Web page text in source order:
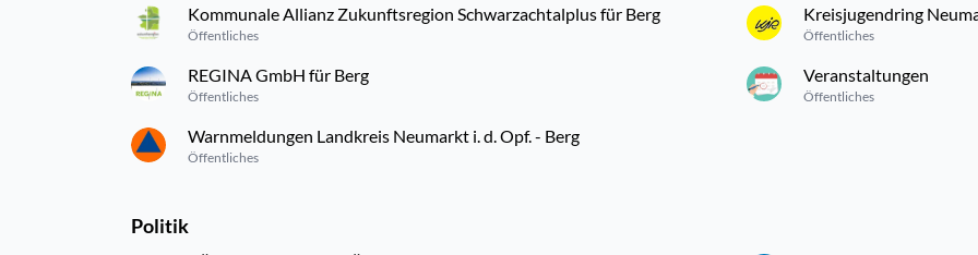
Kommunale Allianz Zukunftsregion Schwarzachtalplus für Berg
Öffentliches
Kreisjugendring
Öffentliches
REGINA GmbH für Berg
Öffentliches
Veranstaltungen
Öffentliches
Warnmeldungen Landkreis Neumarkt i. d. Opf. - Berg
Öffentliches
Politik